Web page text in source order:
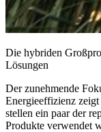
Die hybriden
Lösungen
Der zunehmende
Energieeffizienz
stellen ein paar der
Produkte verwendet